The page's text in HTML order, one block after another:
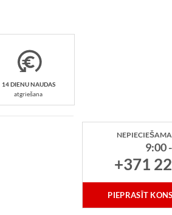
14 DIENU NAUDAS
atgriešana
9:00
+371
PIEPRASĪT